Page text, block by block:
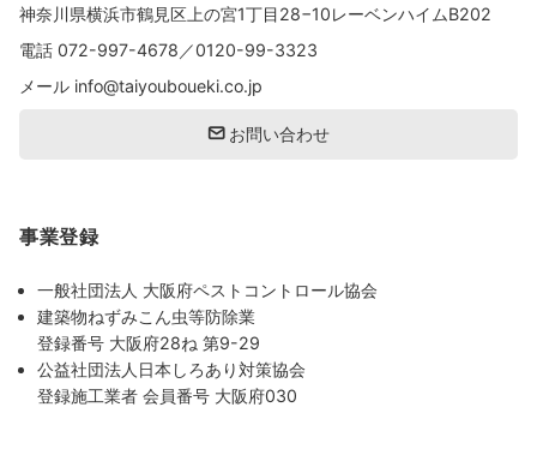
神奈川県横浜市鶴見区上の宮1丁目28−10レーベンハイムB202
電話 072-997-4678 ／0120-99-3323
メール info@taiyouboueki.co.jp
お問い合わせ
事業登録
一般社団法人 大阪府ペストコントロール協会
建築物ねずみこん虫等防除業
登録番号 大阪府28ね 第9-29
公益社団法人日本しろあり対策協会
登録施工業者 会員番号 大阪府030